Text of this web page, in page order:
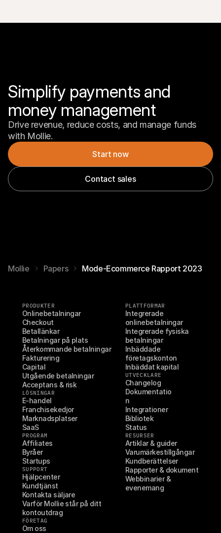
Simplify payments and
money management
Drive revenue, reduce costs, and manage funds
with Mollie.
Start now
Contact sales
Mollie Papers Mode-Ecommerce Rapport 2023
PRODUKTER
Onlinebetalningar
Checkout
Betallänkar
Betalningar på plats
Återkommande betalningar
Fakturering
Capital
Utgående betalningar
Acceptans & risk
LÖSNINGAR
E-handel
Franchisekedjor
Marknadsplatser
SaaS
PROGRAM
Affiliates
Byråer
Startups
SUPPORT
Hjälpcenter
Kundtjänst
Kontakta säljare
Varför Mollie står på ditt
kontoutdrag
FÖRETAG
Om oss
PLATTFORMAR
Integrerade
onlinebetalningar
Integrerade fysiska
betalningar
Inbäddade
företagskonton
Inbäddat kapital
UTVECKLARE
Changelog
Dokumentatio
n
Integrationer
Bibliotek
Status
RESURSER
Artiklar & guider
Varumärkestillgångar
Kundberättelser
Rapporter & dokument
Webbinarier &
evenemang